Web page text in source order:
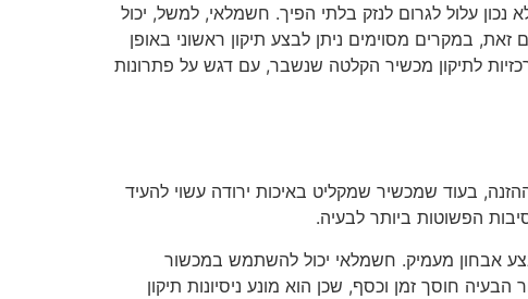
נכון עלול לגרום לנזק בלתי הפיך. חשמלאי, למשל, יכול
במקרים מסוימים ניתן לבצע תיקון ראשוני באופן
לתיקון מכשיר הקלטה שנשבר, עם דגש על פתרונות
בעוד שמכשיר שמקליט באיכות ירודה עשוי להעיד
הפשוטות ביותר לבעיה.
אבחון מעמיק. חשמלאי יכול להשתמש במכשור
חוסך זמן וכסף, שכן הוא מונע ניסיונות תיקון